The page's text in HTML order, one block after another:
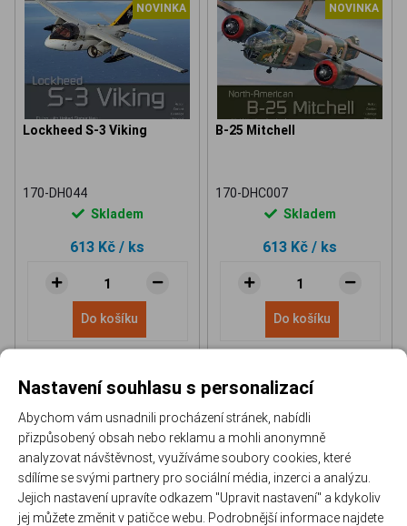
NOVINKA
Lockheed S-3 Viking
170-DH044
Skladem
613 Kč / ks
Do košíku
NOVINKA
B-25 Mitchell
170-DHC007
Skladem
613 Kč / ks
Do košíku
NH 90 helicopter Book P-51D Mustang Book
Nastavení souhlasu s personalizací
Abychom vám usnadnili procházení stránek, nabídli
přizpůsobený obsah nebo reklamu a mohli anonymně
analyzovat návštěvnost, využíváme soubory cookies, které
sdílíme se svými partnery pro sociální média, inzerci a analýzu.
Jejich nastavení upravíte odkazem "Upravit nastavení" a kdykoliv
jej můžete změnit v patičce webu. Podrobnější informace najdete